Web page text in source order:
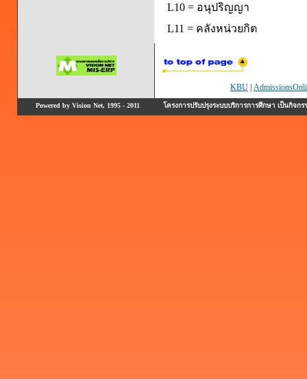
L10 = อนุปริญญา
L11 = คลังหน่วยกิต
KBU
Powered by Vision Net, 1995 - 2011 โครงการปรับปรุงระบบบริการการศึกษา เป็นกิ